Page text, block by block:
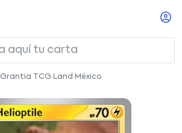
Grantia TCG Land México